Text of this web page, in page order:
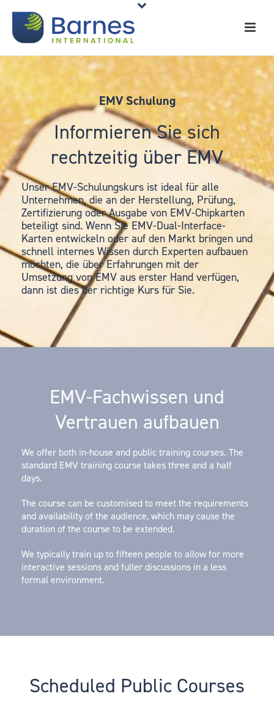
EMV Schulung
Informieren Sie sich
rechtzeitig über EMV
Unser EMV-Schulungskurs ist ideal für alle
Unternehmen, die an der Herstellung, Prüfung,
Zertifizierung oder Ausgabe von EMV-Chipkarten
beteiligt sind. Wenn Sie EMV-Dual-Interface-
Karten entwickeln oder auf den Markt bringen und
schnell internes Wissen durch Experten aufbauen
möchten, die über Erfahrungen mit der
Umsetzung von EMV aus erster Hand verfügen,
dann ist dies der richtige Kurs für Sie.
EMV-Fachwissen und
Vertrauen aufbauen
We offer both in-house and public training courses. The
standard EMV training course takes three and a half
days.
The course can be customised to meet the requirements
and availability of the audience, which may cause the
duration of the course to be extended.
We typically train up to fifteen people to allow for more
interactive sessions and fuller discussions in a less
formal environment.
Scheduled Public Courses